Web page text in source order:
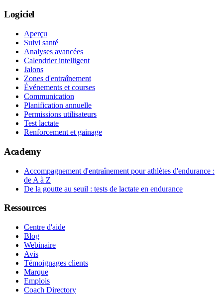
Logiciel
Aperçu
Suivi santé
Analyses avancées
Calendrier intelligent
Jalons
Zones d'entraînement
Événements et courses
Communication
Planification annuelle
Permissions utilisateurs
Test lactate
Renforcement et gainage
Academy
Accompagnement d'entraînement pour athlètes d'endurance :
de A à Z
De la goutte au seuil : tests de lactate en endurance
Ressources
Centre d'aide
Blog
Webinaire
Avis
Témoignages clients
Marque
Emplois
Coach Directory